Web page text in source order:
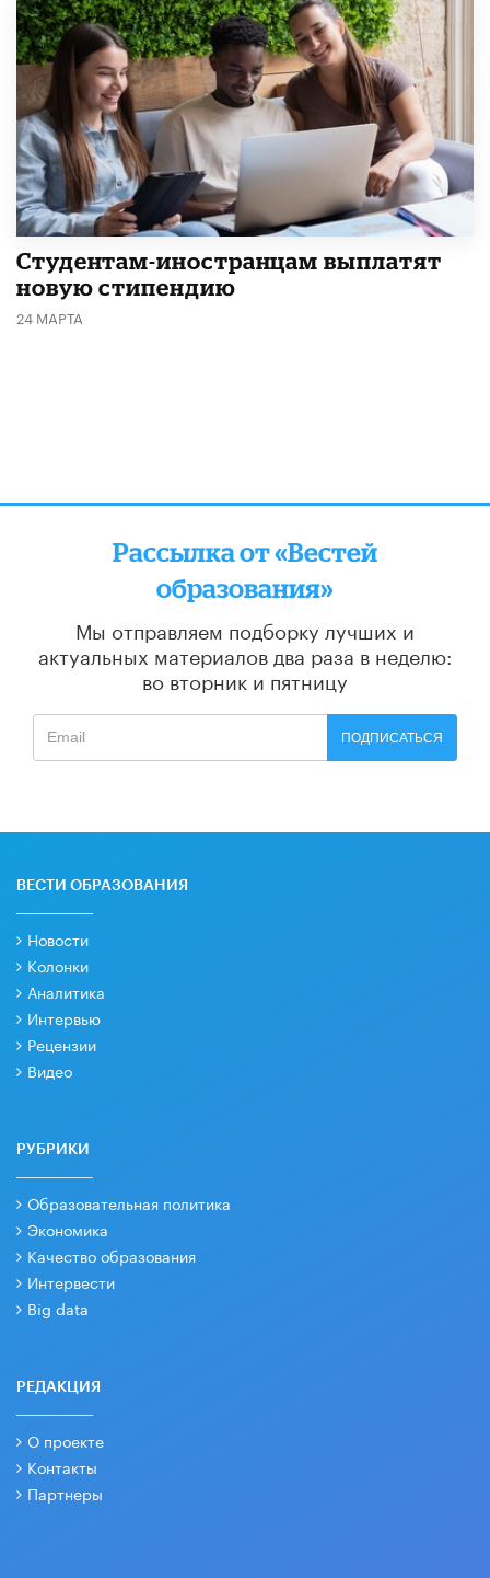
Студентам-иностранцам выплатят
новую стипендию
24 МАРТА
Рассылка от «Вестей
образования»
Мы отправляем подборку лучших и
актуальных материалов два раза в неделю:
во вторник и пятницу
ПОДПИСАТЬСЯ
ВЕСТИ ОБРАЗОВАНИЯ
Новости
Колонки
Аналитика
Интервью
Рецензии
Видео
РУБРИКИ
Образовательная политика
Экономика
Качество образования
Интервести
Big data
РЕДАКЦИЯ
О проекте
Контакты
Партнеры